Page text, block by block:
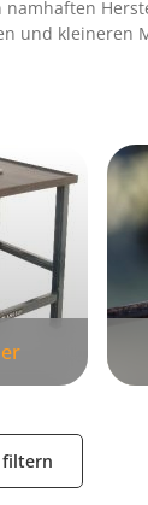
namhaften
und kleineren